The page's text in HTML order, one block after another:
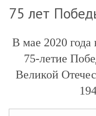
75 лет
В мае 2020 года
75-летие
Великой